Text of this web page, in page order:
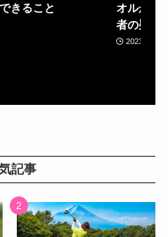
きること
オルが置
者の疑問
2023年05月
記事